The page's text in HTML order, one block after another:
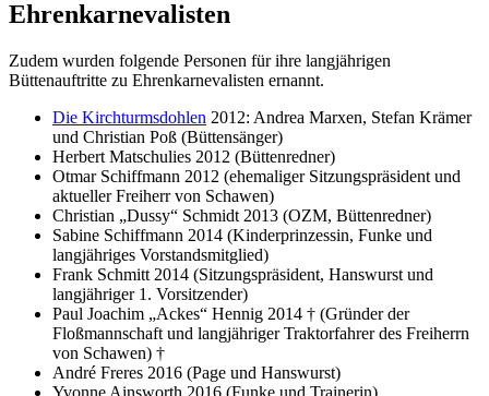
Ehrenkarnevalisten
Zudem wurden folgende Personen für ihre langjährigen
Büttenauftritte zu Ehrenkarnevalisten ernannt.
Die Kirchturmsdohlen 2012: Andrea Marxen, Stefan Krämer
und Christian Poß (Büttensänger)
Herbert Matschulies 2012 (Büttenredner)
Otmar Schiffmann 2012 (ehemaliger Sitzungspräsident und
aktueller Freiherr von Schawen)
Christian „Dussy“ Schmidt 2013 (OZM, Büttenredner)
Sabine Schiffmann 2014 (Kinderprinzessin, Funke und
langjähriges Vorstandsmitglied)
Frank Schmitt 2014 (Sitzungspräsident, Hanswurst und
langjähriger 1. Vorsitzender)
Paul Joachim „Ackes“ Hennig 2014 † (Gründer der
Floßmannschaft und langjähriger Traktorfahrer des Freiherrn
von Schawen) †
André Freres 2016 (Page und Hanswurst)